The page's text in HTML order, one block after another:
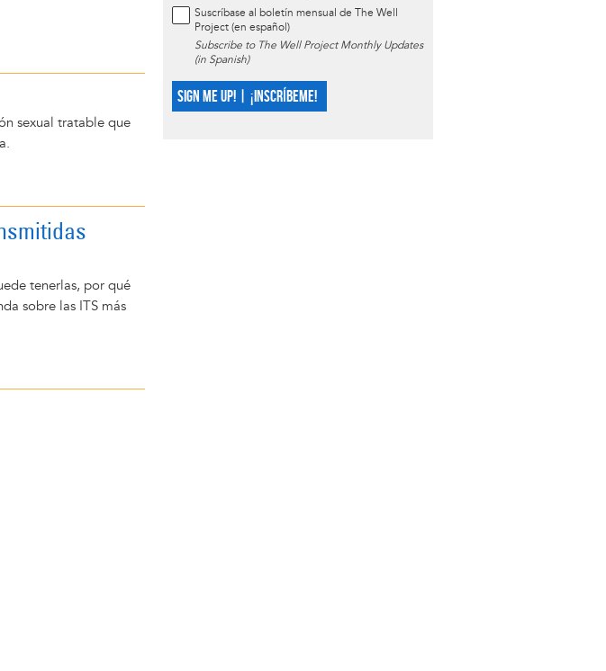
sexual tratable que
tenerlas, por qué
sobre las ITS más
Suscríbase al boletín mensual de The Well
Project (en español)
Subscribe to The Well Project Monthly Updates
(in Spanish)
SIGN ME UP! | ¡INSCRÍBEME!